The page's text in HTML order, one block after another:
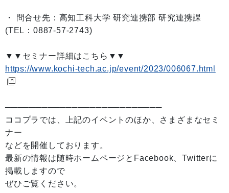
・ 問合せ先：高知工科大学 研究連携部 研究連携課
(TEL：0887-57-2743)
▼▼セミナー詳細はこちら▼▼
https://www.kochi-tech.ac.jp/event/2023/006067.html
──────────────────────────
ココプラでは、上記のイベントのほか、さまざまなセミ
ナー
などを開催しております。
最新の情報は随時ホームページとFacebook、Twitterに
掲載しますので
ぜひご覧ください。